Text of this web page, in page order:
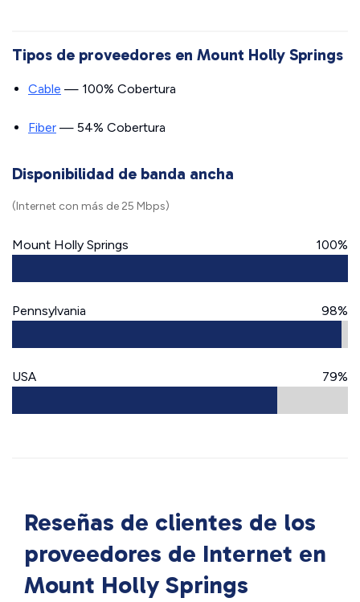
Tipos de proveedores en Mount Holly Springs
Cable — 100% Cobertura
Fiber — 54% Cobertura
Disponibilidad de banda ancha
(Internet con más de 25 Mbps)
Mount Holly Springs 100%
Pennsylvania 98%
USA 79%
Reseñas de clientes de los
proveedores de Internet en
Mount Holly Springs